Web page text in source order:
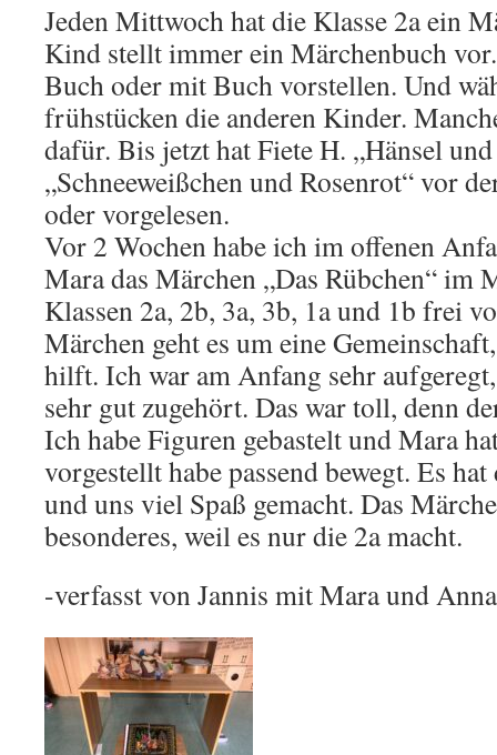
Jeden Mittwoch hat die Klasse 2a ein
Kind stellt immer ein Märchenbuch
Buch oder mit Buch vorstellen. Und
frühstücken die anderen Kinder.
dafür. Bis jetzt hat Fiete H. „Hänsel
„Schneeweißchen und Rosenrot“ vor
oder vorgelesen.
Vor 2 Wochen habe ich im offenen
Mara das Märchen „Das Rübchen“ im
Klassen 2a, 2b, 3a, 3b, 1a und 1b frei
Märchen geht es um eine
hilft. Ich war am Anfang sehr
sehr gut zugehört. Das war toll, denn
Ich habe Figuren gebastelt und Mara
vorgestellt habe passend bewegt. Es
und uns viel Spaß gemacht. Das
besonderes, weil es nur die 2a macht.
-verfasst von Jannis mit Mara und